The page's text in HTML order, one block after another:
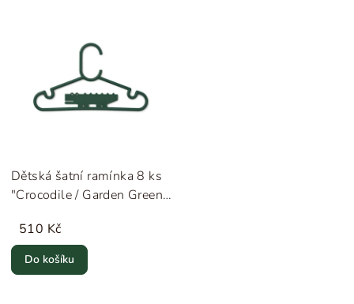
Dětská šatní ramínka 8 ks
"Crocodile / Garden Green"
510 Kč
Do košíku